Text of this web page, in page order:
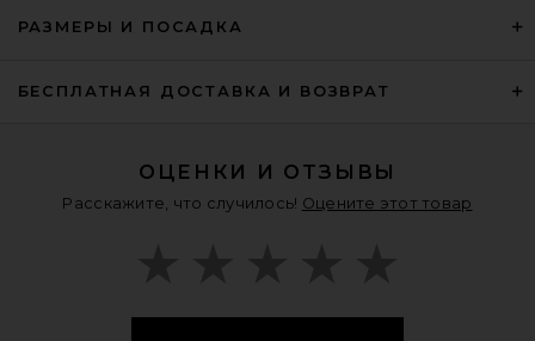
РАЗМЕРЫ И ПОСАДКА
БЕСПЛАТНАЯ ДОСТАВКА И ВОЗВРАТ
ОЦЕНКИ И ОТЗЫВЫ
Расскажите, что случилось! Оцените этот товар